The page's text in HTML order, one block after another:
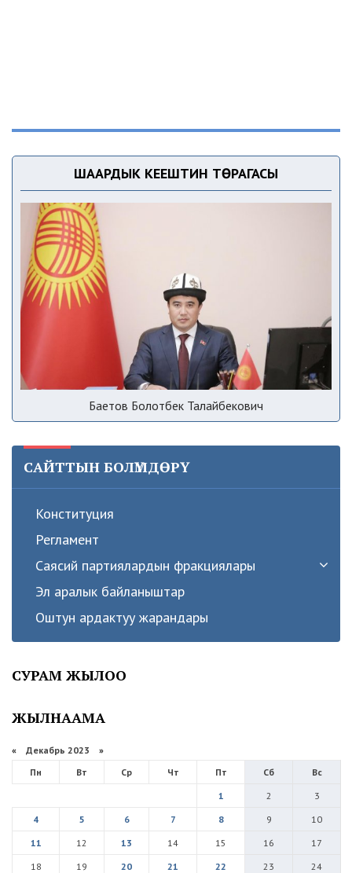
ШААРДЫК КЕҢЕШТИН ТӨРАГАСЫ
Баетов Болотбек Талайбекович
САЙТТЫН БОЛҮМДӨРҮ
Конституция
Регламент
Саясий партиялардын фракциялары
Эл аралык байланыштар
Оштун ардактуу жарандары
СУРАМ ЖЫЛОО
ЖЫЛНААМА
« Декабрь 2023 »
Пн
Вт Ср Чт Пт Сб
Вс
1
2
3
4
5 6 7 8 9
10
11
12 13 14 15 16
17
18
19 20 21 22 23
24